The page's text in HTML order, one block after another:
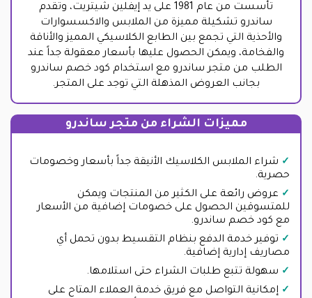
تأسست من عام 1981 على يد إيفلين شيتريت، وتقدم
ساندرو تشكيلة مميزة من الملابس والاكسسوارات
والأحذية التي تجمع بين الطابع الكلاسيكي المميز والأناقة
والفخامة، ويمكن الحصول عليها بأسعار معقولة جداً عند
الطلب من متجر ساندرو مع استخدام كود خصم ساندرو
بجانب العروض المذهلة التي توجد على المتجر.
مميزات الشراء من متجر ساندرو
شراء الملابس الكلاسيك الأنيقة جداً بأسعار وخصومات
حصرية.
عروض رائعة على الكثير من المنتجات ويمكن
للمتسوقين الحصول على خصومات إضافية من الأسعار
مع كود خصم ساندرو.
توفير خدمة الدفع بنظام التقسيط بدون تحمل أي
مصاريف إدارية إضافية.
سهولة تتبع طلبات الشراء حتى استلامها.
إمكانية التواصل مع فريق خدمة العملاء المتاح على